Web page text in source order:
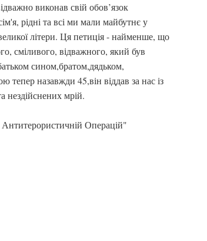
виконав свій обов’язок
рідні та всі ми мали майбутнє у
літери. Ця петиція - найменше, що
сміливого, відважного, який був
сином,братом,дядьком,
назавжди 45,він віддав за нас із
нездійснених мрій.
Операцій"